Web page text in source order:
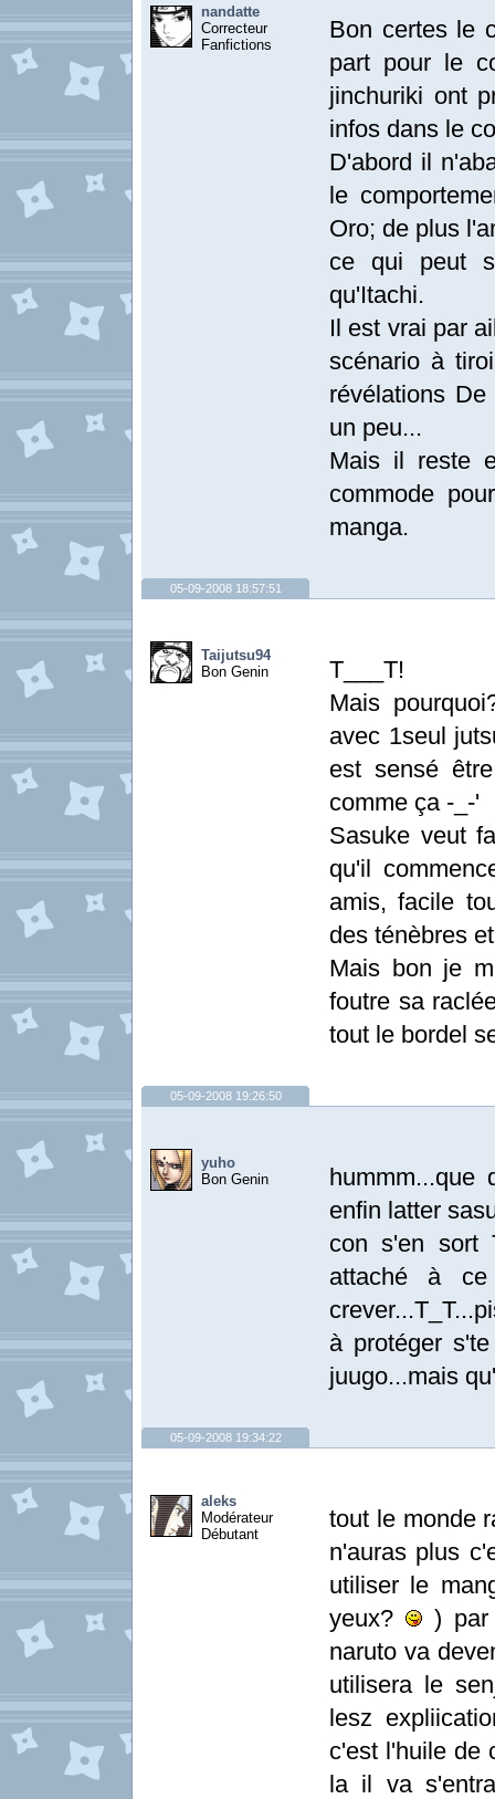
nandatte
Correcteur
Fanfictions
Bon certes le
part pour le
jinchuriki ont
infos dans le
D'abord il
le
Oro; de plus
ce qui peut
qu'Itachi.
Il est vrai par
scénario à
révélations
un peu...
Mais il reste
commode
manga.
05-09-2008 18:57:51
Taijutsu94
Bon Genin
T___T!
Mais
avec 1seul
est sensé
comme ça -_-'
Sasuke veut
qu'il
amis, facile
des ténèbres
Mais bon je
foutre sa
tout le bordel
05-09-2008 19:26:50
yuho
Bon Genin
enfin latter
con s'en sort
attaché à
à protéger
juugo...mais
05-09-2008 19:34:22
aleks
Modérateur
Débutant
tout le monde
n'auras plus
utiliser le
yeux?
) par
naruto va
utilisera le
lesz
c'est l'huile de
la il va